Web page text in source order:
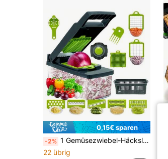
0,15€ sparen
-2% 1 Gemüsezwiebel-Häcksler, multifunktionale Schneidemaschine, Zutatenverarbeitungswerkzeug, Zwiebel-Häcksler mit Abtropfkorb, Karotten-Knoblauch-Häcksler mit Behälter, Küchenutensilien, Küchenzubehör, geeignet für Zuhause/Restaurant zum schnellen
22 übrig